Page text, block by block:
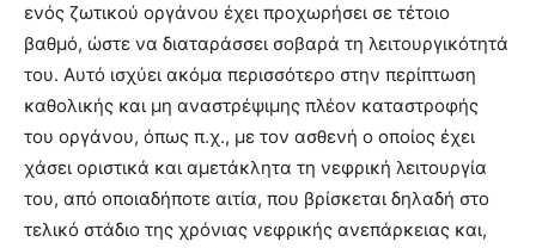
ενός ζωτικού οργάνου έχει προχωρήσει σε τέτοιο
βαθμό, ώστε να διαταράσσει σοβαρά τη λειτουργικότητά
του. Αυτό ισχύει ακόμα περισσότερο στην περίπτωση
καθολικής και μη αναστρέψιμης πλέον καταστροφής
του οργάνου, όπως π.χ., με τον ασθενή ο οποίος έχει
χάσει οριστικά και αμετάκλητα τη νεφρική λειτουργία
του, από οποιαδήποτε αιτία, που βρίσκεται δηλαδή στο
τελικό στάδιο της χρόνιας νεφρικής ανεπάρκειας και,